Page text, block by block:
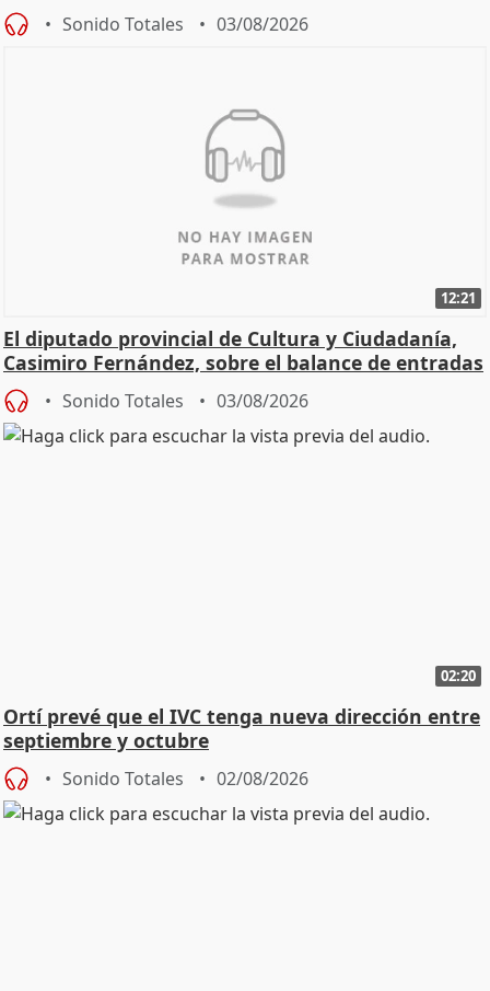
Sonido Totales 03/08/2026
12:21
El diputado provincial de Cultura y Ciudadanía,
Casimiro Fernández, sobre el balance de entradas
Sonido Totales 03/08/2026
02:20
Ortí prevé que el IVC tenga nueva dirección entre
septiembre y octubre
Sonido Totales 02/08/2026